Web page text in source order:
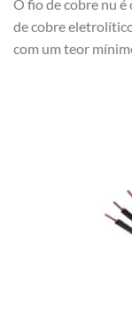
O fio de cobre nu
de cobre
com um teor